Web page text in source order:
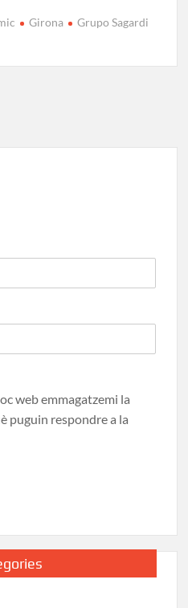
Girona
Grupo Sagardi
web emmagatzemi la
puguin respondre a la